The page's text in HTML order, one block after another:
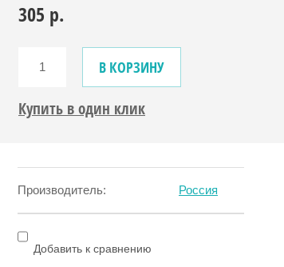
305 р.
В КОРЗИНУ
Купить в один клик
Производитель: Россия
Добавить к сравнению